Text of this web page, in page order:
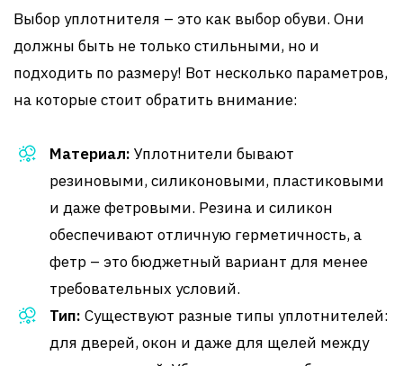
Выбор уплотнителя – это как выбор обуви. Они
должны быть не только стильными, но и
подходить по размеру! Вот несколько параметров,
на которые стоит обратить внимание:
Материал: Уплотнители бывают
резиновыми, силиконовыми, пластиковыми
и даже фетровыми. Резина и силикон
обеспечивают отличную герметичность, а
фетр – это бюджетный вариант для менее
требовательных условий.
Тип: Существуют разные типы уплотнителей:
для дверей, окон и даже для щелей между